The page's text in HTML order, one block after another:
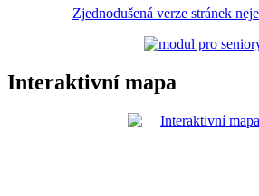
Zjednodušená verze stránek
Interaktivní mapa